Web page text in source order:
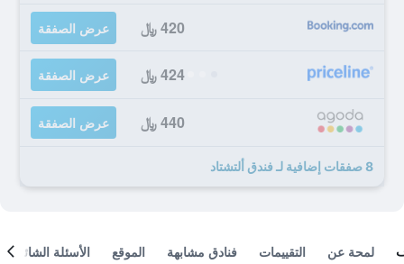
420 ﷼ عرض الصفقة
424 ﷼ عرض الصفقة
440 ﷼ عرض الصفقة
8 صفقات إضافية لـ فندق ألتشتاد
لمحة عن التقييمات فنادق مشابهة الموقع الأسئلة الشائعة